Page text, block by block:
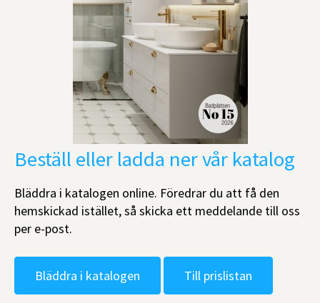
Beställ eller ladda ner vår katalog
Bläddra i katalogen online. Föredrar du att få den
hemskickad istället, så skicka ett meddelande till oss
per e-post.
Bläddra i katalogen Till prislistan